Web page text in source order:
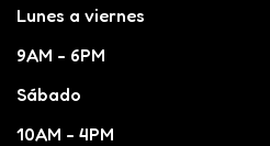
Lunes a viernes
9AM - 6PM
Sábado
10AM - 4PM